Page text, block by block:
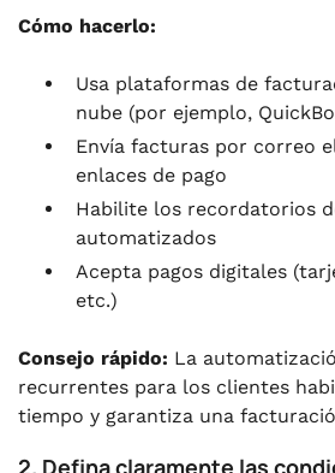
Cómo hacerlo:
Usa plataformas de
nube (por ejemplo,
Envía facturas por correo
enlaces de pago
Habilite los recordatorios
automatizados
Acepta pagos digitales
etc.)
Consejo rápido: La
recurrentes para los clientes
tiempo y garantiza una
2. Defina claramente las